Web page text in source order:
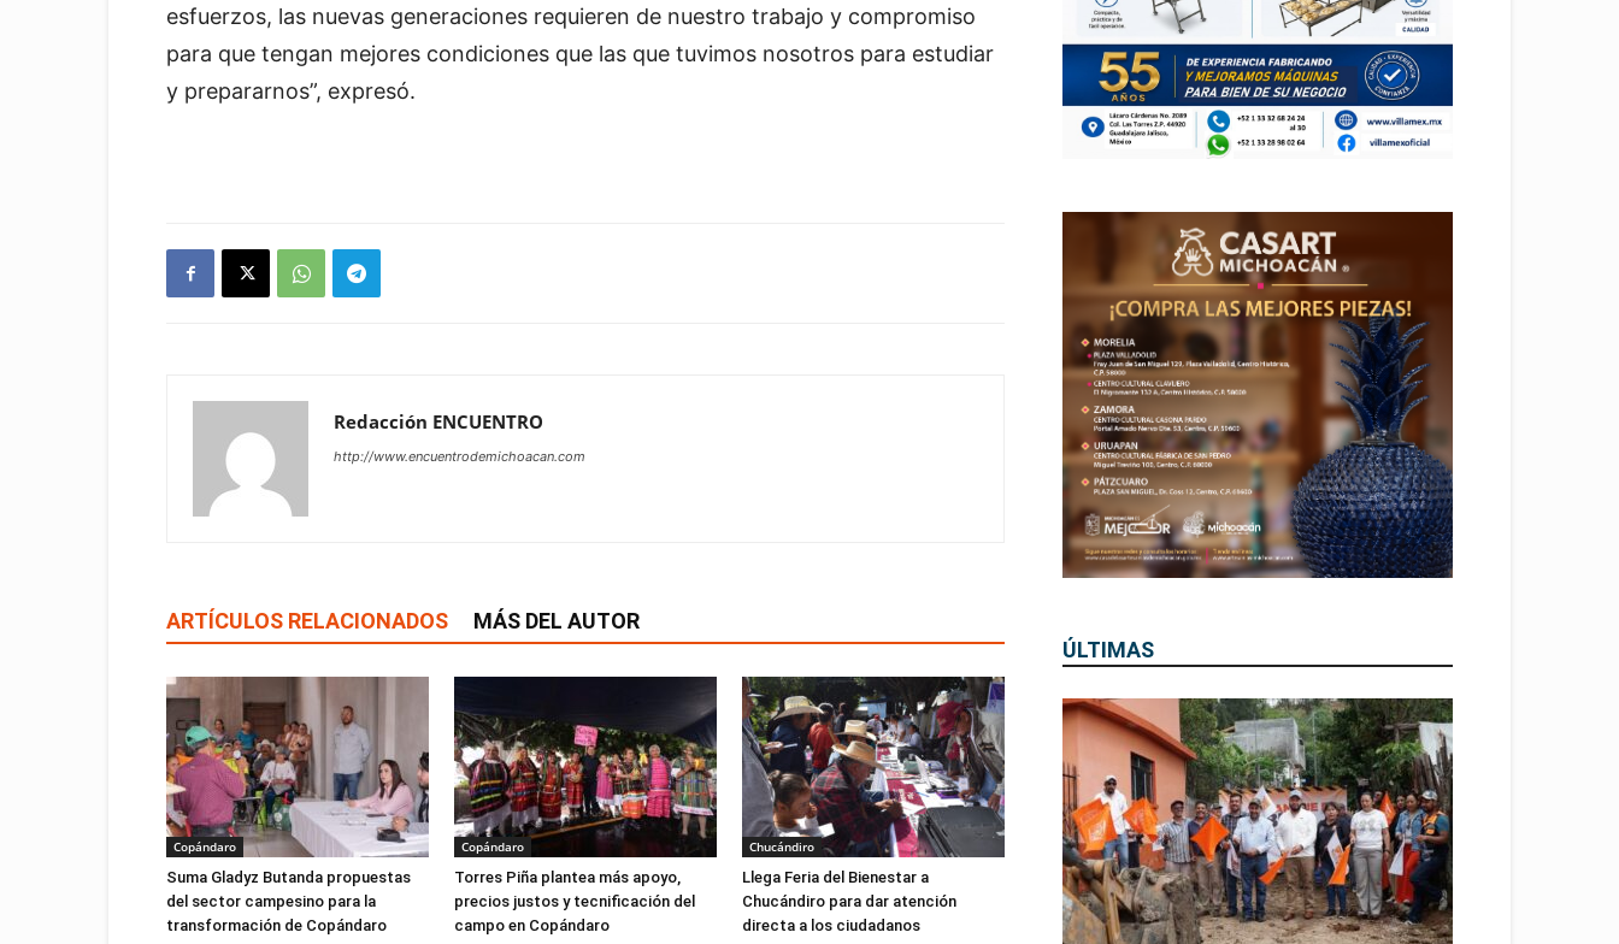
esfuerzos, las nuevas generaciones requieren de nuestro trabajo y compromiso
para que tengan mejores condiciones que las que tuvimos nosotros para estudiar
y prepararnos”, expresó.
Redacción ENCUENTRO
http://www.encuentrodemichoacan.com
ARTÍCULOS RELACIONADOS MÁS DEL AUTOR
Copándaro
Suma Gladyz Butanda propuestas
del sector campesino para la
transformación de Copándaro
Copándaro
Torres Piña plantea más apoyo,
precios justos y tecnificación del
campo en Copándaro
Chucándiro
Llega Feria del Bienestar a
Chucándiro para dar atención
directa a los ciudadanos
ÚLTIMAS